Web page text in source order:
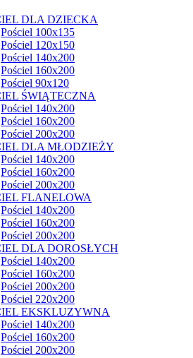
DLA DZIECKA
Pościel 100x135
Pościel 120x150
Pościel 140x200
Pościel 160x200
Pościel 90x120
ŚWIĄTECZNA
Pościel 140x200
Pościel 160x200
Pościel 200x200
DLA MŁODZIEŻY
Pościel 140x200
Pościel 160x200
Pościel 200x200
FLANELOWA
Pościel 140x200
Pościel 160x200
Pościel 200x200
DLA DOROSŁYCH
Pościel 140x200
Pościel 160x200
Pościel 200x200
Pościel 220x200
EKSKLUZYWNA
Pościel 140x200
Pościel 160x200
Pościel 200x200